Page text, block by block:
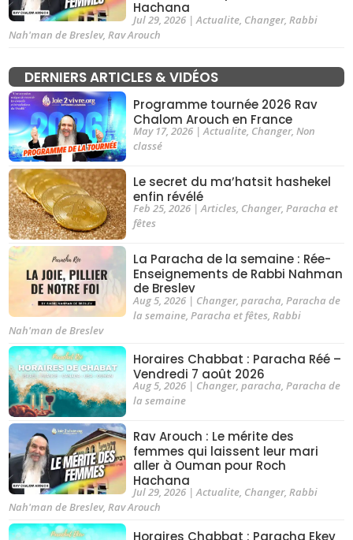
Hachana
Jul 29, 2026| Actualite, Changer, Rabbi
Nah'man de Breslev, Rav Arouch
DERNIERS ARTICLES & VIDÉOS
Programme tournée 2026 Rav
Chalom Arouch en France
May 17, 2026|Actualite, Changer, Non
classé
Le secret du ma’hatsit hashekel
enfin révélé
Feb 25, 2026|Articles, Changer, Paracha et
fêtes
La Paracha de la semaine : Rée-
Enseignements de Rabbi Nahman
de Breslev
Aug 5, 2026| Changer, paracha, Paracha de
la semaine, Paracha et fêtes, Rabbi
Nah'man de Breslev
Horaires Chabbat : Paracha Réé –
Vendredi 7 août 2026
Aug 5, 2026| Changer, paracha, Paracha de
la semaine
Rav Arouch : Le mérite des
femmes qui laissent leur mari
aller à Ouman pour Roch
Hachana
Jul 29, 2026|Actualite, Changer, Rabbi
Nah'man de Breslev,Rav Arouch
Horaires Chabbat : Paracha Ekev